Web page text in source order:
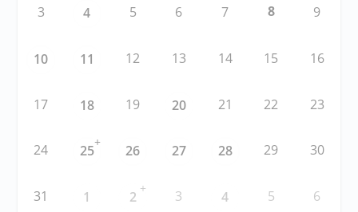
3 4 5 6 7 8 9
10 11 12 13 14 15 16
17 18 19 20 21 22 23
24 25
+
26 27 28 29 30
31 1 2
+ 3 4 5 6